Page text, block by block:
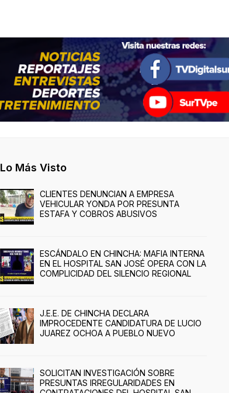
Lo Más Visto
CLIENTES DENUNCIAN A EMPRESA
VEHICULAR YONDA POR PRESUNTA
ESTAFA Y COBROS ABUSIVOS
ESCÁNDALO EN CHINCHA: MAFIA INTERNA
EN EL HOSPITAL SAN JOSÉ OPERA CON LA
COMPLICIDAD DEL SILENCIO REGIONAL
J.E.E. DE CHINCHA DECLARA
IMPROCEDENTE CANDIDATURA DE LUCIO
JUAREZ OCHOA A PUEBLO NUEVO
SOLICITAN INVESTIGACIÓN SOBRE
PRESUNTAS IRREGULARIDADES EN